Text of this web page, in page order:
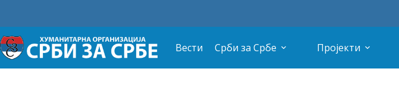
Вести Срби за Србе Пројекти